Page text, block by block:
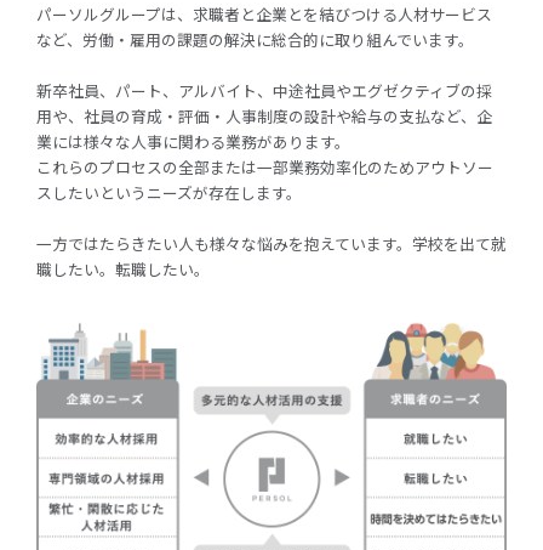
パーソルグループは、求職者と企業とを結びつける人材サービス
など、労働・雇用の課題の解決に総合的に取り組んでいます。
新卒社員、パート、アルバイト、中途社員やエグゼクティブの採
用や、社員の育成・評価・人事制度の設計や給与の支払など、企
業には様々な人事に関わる業務があります。
これらのプロセスの全部または一部業務効率化のためアウトソー
スしたいというニーズが存在します。
一方ではたらきたい人も様々な悩みを抱えています。学校を出て就
職したい。転職したい。